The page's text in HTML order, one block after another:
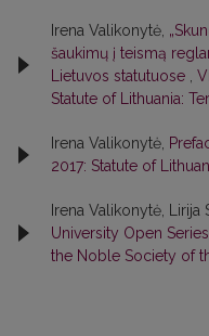
Irena Valikonytė,
šaukimų į teismą
Lietuvos statutuose
Statute of Lithuania:
Irena Valikonytė,
2017: Statute of
Irena Valikonytė, Lirija
University Open
the Noble Society of